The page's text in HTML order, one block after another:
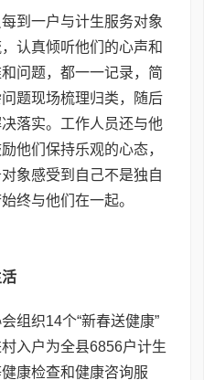
到一户与计生服务对象
认真倾听他们的心声和
问题，都一一记录，简
题现场梳理归类，随后
落实。工作人员还与他
他们保持乐观的心态，
象感受到自己不是独自
终与他们在一起。
组织14个“新春送健康”
入户为全县6856户计生
康检查和健康咨询服